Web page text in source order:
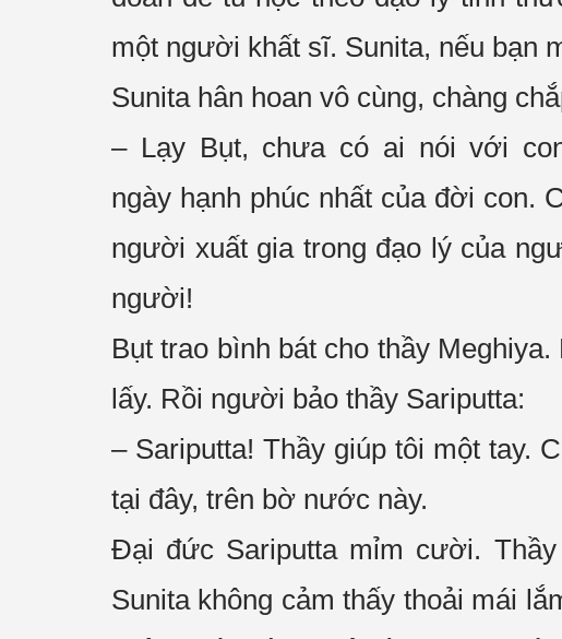
một người khất sĩ. Sunita, nếu bạn
Sunita hân hoan vô cùng, chàng
– Lạy Bụt, chưa có ai nói với
ngày hạnh phúc nhất của đời con.
người xuất giatrong đạo lýcủa
người!
Bụt trao bình bátcho thầy Meghiya.
lấy. Rồi người bảo thầy Sariputta:
– Sariputta! Thầy giúp tôi một tay.
tại đây, trên bờ nước này.
Đại đức Sariputta mỉm cười.
Sunita không cảm thấy thoải mái